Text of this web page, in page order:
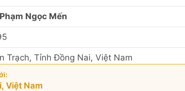
Phạm Ngọc Mến
Trạch, Tỉnh Đồng Nai, Việt Nam
Việt Nam